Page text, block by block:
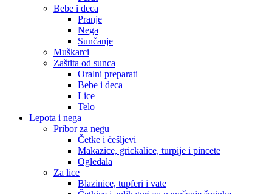
Bebe i deca
Pranje
Nega
Sunčanje
Muškarci
Zaštita od sunca
Oralni preparati
Bebe i deca
Lice
Telo
Lepota i nega
Pribor za negu
Četke i češljevi
Makazice, grickalice, turpije i pincete
Ogledala
Za lice
Blazinice, tupferi i vate